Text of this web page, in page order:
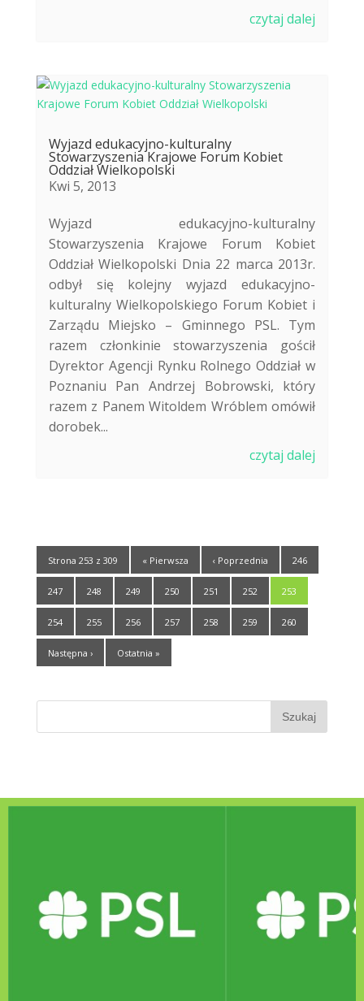
czytaj dalej
Wyjazd edukacyjno-kulturalny
Stowarzyszenia Krajowe Forum Kobiet
Oddział Wielkopolski
Kwi 5, 2013
Wyjazd edukacyjno-kulturalny
Stowarzyszenia Krajowe Forum Kobiet
Oddział Wielkopolski Dnia 22 marca 2013r.
odbył się kolejny wyjazd edukacyjno-
kulturalny Wielkopolskiego Forum Kobiet i
Zarządu Miejsko – Gminnego PSL. Tym
razem członkinie stowarzyszenia gościł
Dyrektor Agencji Rynku Rolnego Oddział w
Poznaniu Pan Andrzej Bobrowski, który
razem z Panem Witoldem Wróblem omówił
dorobek...
czytaj dalej
Strona 253 z 309 « Pierwsza ‹ Poprzednia 246
247 248 249 250 251 252 253
254 255 256 257 258 259 260
Następna › Ostatnia »